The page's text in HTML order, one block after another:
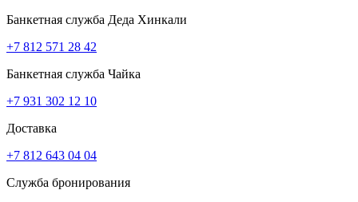
Банкетная служба Деда Хинкали
+7 812 571 28 42
Банкетная служба Чайка
+7 931 302 12 10
Доставка
+7 812 643 04 04
Служба бронирования